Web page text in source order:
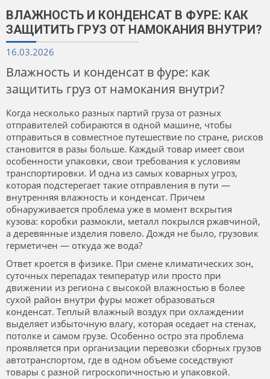
ВЛАЖНОСТЬ И КОНДЕНСАТ В ФУРЕ: КАК
ЗАЩИТИТЬ ГРУЗ ОТ НАМОКАНИЯ ВНУТРИ?
16.03.2026
Влажность и конденсат в фуре: как
защитить груз от намокания внутри?
Когда несколько разных партий груза от разных
отправителей собираются в одной машине, чтобы
отправиться в совместное путешествие по стране, рисков
становится в разы больше. Каждый товар имеет свои
особенности упаковки, свои требования к условиям
транспортировки. И одна из самых коварных угроз,
которая подстерегает такие отправления в пути —
внутренняя влажность и конденсат. Причем
обнаруживается проблема уже в момент вскрытия
кузова: коробки размокли, металл покрылся ржавчиной,
а деревянные изделия повело. Дождя не было, грузовик
герметичен — откуда же вода?
Ответ кроется в физике. При смене климатических зон,
суточных перепадах температур или просто при
движении из региона с высокой влажностью в более
сухой район внутри фуры может образоваться
конденсат. Теплый влажный воздух при охлаждении
выделяет избыточную влагу, которая оседает на стенах,
потолке и самом грузе. Особенно остро эта проблема
проявляется при организации перевозки сборных грузов
автотранспортом, где в одном объеме соседствуют
товары с разной гигроскопичностью и упаковкой.